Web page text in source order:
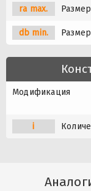
ra max.
db min.
Модификация
i